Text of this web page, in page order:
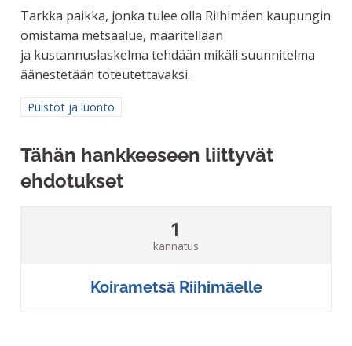
Tarkka paikka, jonka tulee olla Riihimäen kaupungin
omistama metsäalue, määritellään
ja kustannuslaskelma tehdään mikäli suunnitelma
äänestetään toteutettavaksi.
Rajaa tulokset aihepiirin mukaan: Puistot ja luonto
Puistot ja luonto
Tähän hankkeeseen liittyvät
ehdotukset
Koirametsä Riihimäelle
1
kannatus